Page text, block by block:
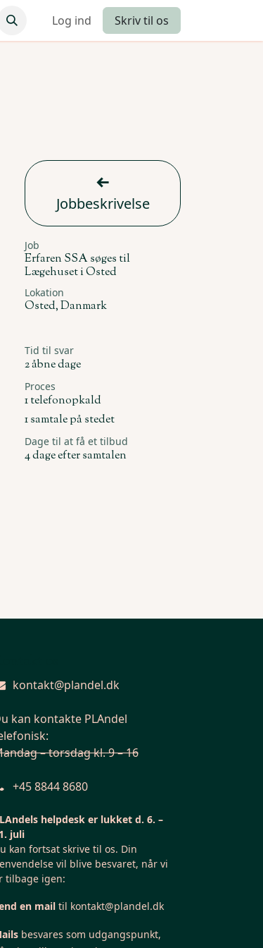
Log ind Skriv til os
Jobbeskrivelse
Job
Erfaren SSA søges til
Lægehuset i Osted
Lokation
Osted,Danmark
Tid til svar
2 åbne dage
Proces
1 telefonopkald
1 samtale på stedet
Dage til at få et tilbud
4 dage efter samtalen
kontakt@plandel.dk
kan kontakte PLAndel
– torsdag kl. 9 – 16
+45 8844 8680
helpdesk er lukket d. 6. –
juli
kan fortsat skrive til os. Din
vil blive besvaret, når vi
tilbage igen:
en mailtil kontakt@plandel.dk
besvares som udgangspunkt,